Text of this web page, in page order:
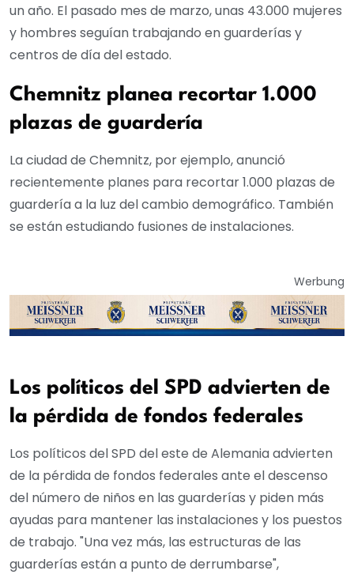
un año. El pasado mes de marzo, unas 43.000 mujeres
y hombres seguían trabajando en guarderías y
centros de día del estado.
Chemnitz planea recortar 1.000
plazas de guardería
La ciudad de Chemnitz, por ejemplo, anunció
recientemente planes para recortar 1.000 plazas de
guardería a la luz del cambio demográfico. También
se están estudiando fusiones de instalaciones.
Werbung
Los políticos del SPD advierten de
la pérdida de fondos federales
Los políticos del SPD del este de Alemania advierten
de la pérdida de fondos federales ante el descenso
del número de niños en las guarderías y piden más
ayudas para mantener las instalaciones y los puestos
de trabajo. "Una vez más, las estructuras de las
guarderías están a punto de derrumbarse",